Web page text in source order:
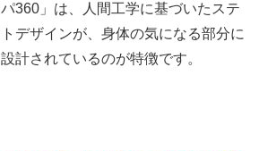
360」は、人間工学に基づいたステ
デザインが、身体の気になる部分に
計されているのが特徴です。